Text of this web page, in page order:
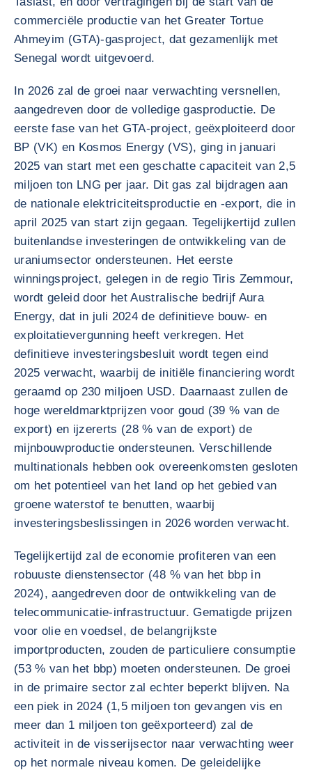
commerciële productie van het Greater Tortue
Ahmeyim (GTA)-gasproject, dat gezamenlijk met
Senegal wordt uitgevoerd.
In 2026 zal de groei naar verwachting versnellen,
aangedreven door de volledige gasproductie. De
eerste fase van het GTA-project, geëxploiteerd door
BP (VK) en Kosmos Energy (VS), ging in januari
2025 van start met een geschatte capaciteit van 2,5
miljoen ton LNG per jaar. Dit gas zal bijdragen aan
de nationale elektriciteitsproductie en -export, die in
april 2025 van start zijn gegaan. Tegelijkertijd zullen
buitenlandse investeringen de ontwikkeling van de
uraniumsector ondersteunen. Het eerste
winningsproject, gelegen in de regio Tiris Zemmour,
wordt geleid door het Australische bedrijf Aura
Energy, dat in juli 2024 de definitieve bouw- en
exploitatievergunning heeft verkregen. Het
definitieve investeringsbesluit wordt tegen eind
2025 verwacht, waarbij de initiële financiering wordt
geraamd op 230 miljoen USD. Daarnaast zullen de
hoge wereldmarktprijzen voor goud (39 % van de
export) en ijzererts (28 % van de export) de
mijnbouwproductie ondersteunen. Verschillende
multinationals hebben ook overeenkomsten gesloten
om het potentieel van het land op het gebied van
groene waterstof te benutten, waarbij
investeringsbeslissingen in 2026 worden verwacht.
Tegelijkertijd zal de economie profiteren van een
robuuste dienstensector (48 % van het bbp in
2024), aangedreven door de ontwikkeling van de
telecommunicatie-infrastructuur. Gematigde prijzen
voor olie en voedsel, de belangrijkste
importproducten, zouden de particuliere consumptie
(53 % van het bbp) moeten ondersteunen. De groei
in de primaire sector zal echter beperkt blijven. Na
een piek in 2024 (1,5 miljoen ton gevangen vis en
meer dan 1 miljoen ton geëxporteerd) zal de
activiteit in de visserijsector naar verwachting weer
op het normale niveau komen. De geleidelijke